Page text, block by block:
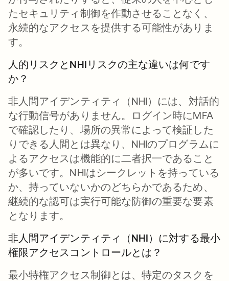
たセキュリティ制御を作動させることなく、
永続的なアクセスを提供する可能性がありま
す。
人的リスクとNHIリスクの主な違いは何です
か？
非人間アイデンティティ（NHI）には、対話的
な行動信号がありません。ログイン時にMFA
で確認したり、場所の異常によって検証した
りできる人間とは異なり、NHIのプログラムに
よるアクセスは機能的に二者択一であること
が多いです。NHIはシークレットを持っている
か、持っていないかのどちらかであるため、
継続的な認可は実行可能な防御の重要な要素
となります。
非人間アイデンティティ（NHI）に対する最小
権限アクセスコントロールとは？
最小特権アクセス制御とは、特定のタスクを